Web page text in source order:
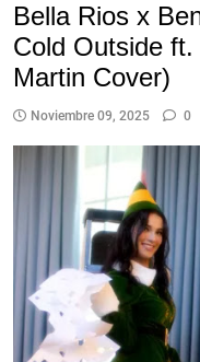
Bella Rios x
Cold Outside
Martin Cover)
Noviembre 09, 2025 0